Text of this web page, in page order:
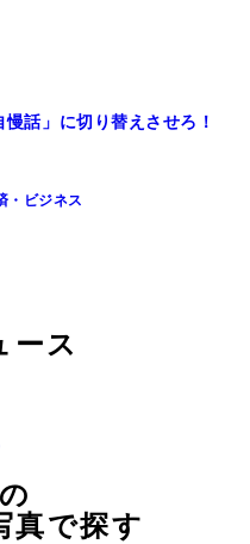
話」に切り替えさせろ！
・ビジネス
ース
真で探す